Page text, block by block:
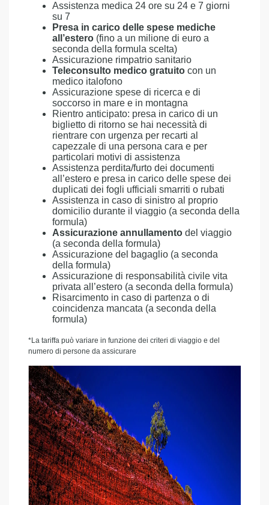
Assistenza medica 24 ore su 24 e 7 giorni
su 7
Presa in carico delle spese mediche
all’estero (fino a un milione di euro a
seconda della formula scelta)
Assicurazione rimpatrio sanitario
Teleconsulto medico gratuito con un
medico italofono
Assicurazione spese di ricerca e di
soccorso in mare e in montagna
Rientro anticipato: presa in carico di un
biglietto di ritorno se hai necessità di
rientrare con urgenza per recarti al
capezzale di una persona cara e per
particolari motivi di assistenza
Assistenza perdita/furto dei documenti
all’estero e presa in carico delle spese dei
duplicati dei fogli ufficiali smarriti o rubati
Assistenza in caso di sinistro al proprio
domicilio durante il viaggio (a seconda della
formula)
Assicurazione annullamento del viaggio
(a seconda della formula)
Assicurazione del bagaglio (a seconda
della formula)
Assicurazione di responsabilità civile vita
privata all’estero (a seconda della formula)
Risarcimento in caso di partenza o di
coincidenza mancata (a seconda della
formula)
*La tariffa può variare in funzione dei criteri di viaggio e del
numero di persone da assicurare